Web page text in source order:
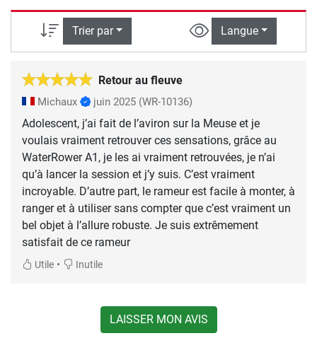
Trier par Langue
Retour au fleuve
Michaux juin 2025 (WR-10136)
Adolescent, j’ai fait de l’aviron sur la Meuse et je
voulais vraiment retrouver ces sensations, grâce au
WaterRower A1, je les ai vraiment retrouvées, je n’ai
qu’à lancer la session et j’y suis. C’est vraiment
incroyable. D’autre part, le rameur est facile à monter, à
ranger et à utiliser sans compter que c’est vraiment un
bel objet à l’allure robuste. Je suis extrêmement
satisfait de ce rameur
Utile • Inutile
LAISSER MON AVIS